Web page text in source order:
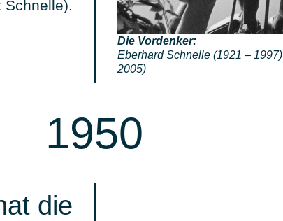
Die Vordenker:
Eberhard Schnelle (1921 –
2005)
1950
die